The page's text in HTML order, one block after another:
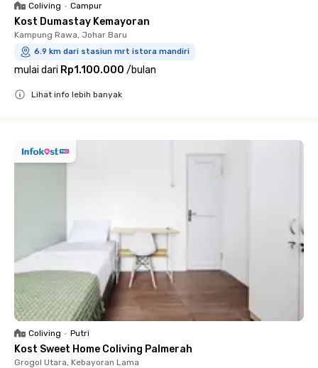
Coliving • Campur
Kost Dumastay Kemayoran
Kampung Rawa, Johar Baru
6.9 km dari stasiun mrt istora mandiri
mulai dari Rp1.100.000 /bulan
Lihat info lebih banyak
Coliving • Putri
Kost Sweet Home Coliving Palmerah
Grogol Utara, Kebayoran Lama